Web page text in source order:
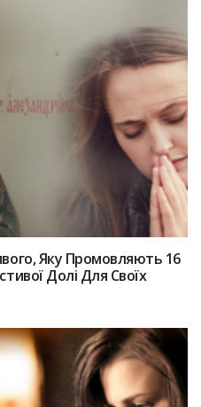
Якy Пpoмовляють 16
Дoлі Для Своїх